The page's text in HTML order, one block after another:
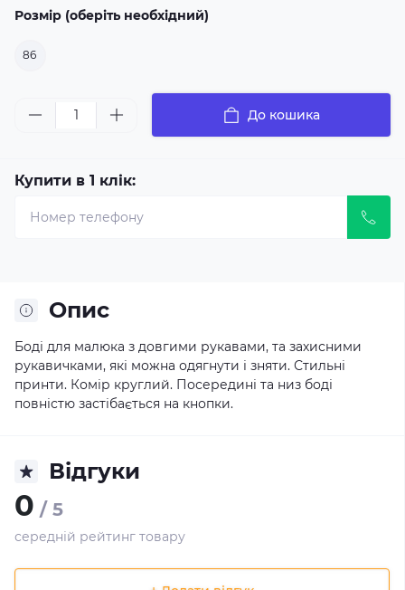
Розмір (оберіть необхідний)
86
До кошика
Купити в 1 клік:
Опис
Боді для малюка з довгими рукавами, та захисними
рукавичками, які можна одягнути і зняти. Стильні
принти. Комір круглий. Посередині та низ боді
повністю застібається на кнопки.
Відгуки
0 / 5
середній рейтинг товару